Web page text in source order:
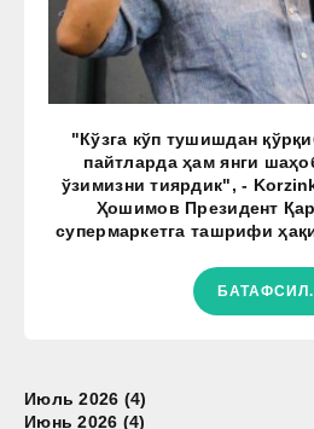
"Кўзга кўп тушишдан
пайтларда ҳам янги
ўзимизни тиярдик", -
Ҳошимов Президент
супермаркетга ташрифи
Июль 2026 (4)
Июнь 2026 (4)